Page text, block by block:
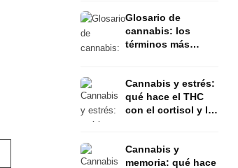
Glosario de
cannabis: los
términos más
forma sencilla
Cannabis y estrés:
qué hace el THC
con el cortisol y la
Cannabis y
memoria: qué hace